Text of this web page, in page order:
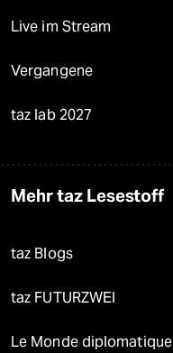
Live im Stream
Vergangene
taz lab 2027
Mehr taz Lesestoff
taz Blogs
taz FUTURZWEI
Le Monde diplomatique